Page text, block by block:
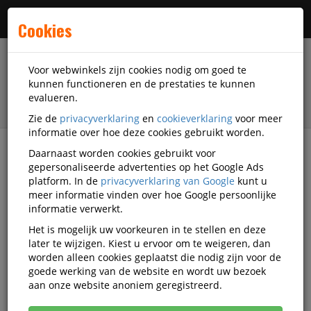
Alle categorieën
Nieuws
Tork Xpress Compressed handdoeken: meer inhoud,
28-04-2026
Tork Xpress
Compressed handdoeken:
Cookies
Voor webwinkels zijn cookies nodig om goed te
kunnen functioneren en de prestaties te kunnen
evalueren.
Zie de privacyverklaring en cookieverklaring voor meer
informatie over hoe deze cookies gebruikt worden.
Daarnaast worden cookies gebruikt voor
gepersonaliseerde advertenties op het Google Ads
platform. In de privacyverklaring van Google kunt u
meer informatie vinden over hoe Google persoonlijke
informatie verwerkt.
Het is mogelijk uw voorkeuren in te stellen en deze
later te wijzigen. Kiest u ervoor om te weigeren, dan
worden alleen cookies geplaatst die nodig zijn voor de
goede werking van de website en wordt uw bezoek
aan onze website anoniem geregistreerd.